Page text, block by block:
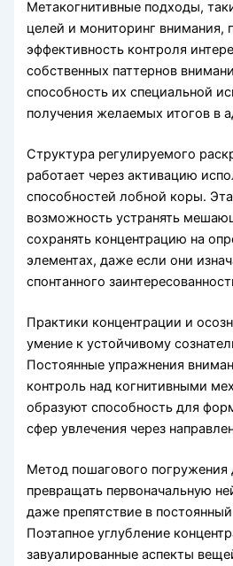
Метакогнитивные подходы,
целей и мониторинг внимания,
эффективность контроля
собственных паттернов
способность их специальной
получения желаемых итогов в
Структура регулируемого
работает через активацию
способностей лобной коры.
возможность устранять
сохранять концентрацию на
элементах, даже если они
спонтанного
Практики концентрации и
умение к устойчивому
Постоянные упражнения
контроль над когнитивными
образуют способность для
сфер увлечения через
Метод пошагового погружения
превращать первоначальную
даже препятствие в
Поэтапное углубление
завуалированные аспекты